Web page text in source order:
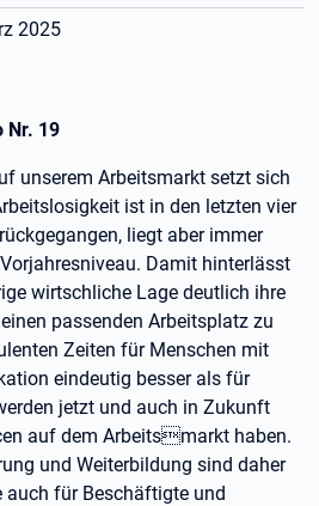
2025
Nr. 19
unserem Arbeitsmarkt setzt sich
ist in den letzten vier
liegt aber immer
Damit hinterlässt
wirtschliche Lage deutlich ihre
passenden Arbeitsplatz zu
Zeiten für Menschen mit
eindeutig besser als für
jetzt und auch in Zukunft
auf dem Arbeitsmarkt haben.
und Weiterbildung sind daher
auch für Beschäftigte und